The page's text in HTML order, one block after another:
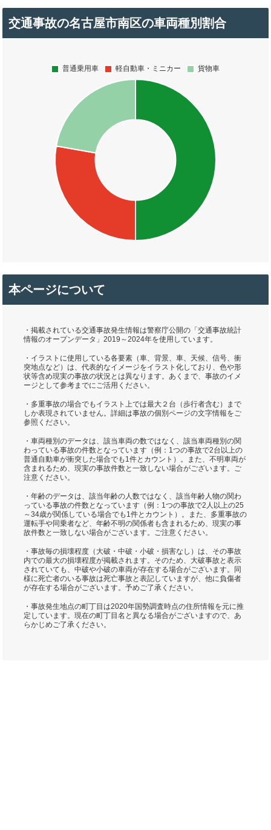
交通事故の名古屋市南区の車両種別割合
本ページについて
・掲載されている交通事故発生情報は警察庁公開の「交通事故統計
情報のオープンデータ」2019～2024年を使用しています。
・イラストに使用している各要素（車、背景、車、天候、信号、衝
突地点など）は、代表的なイメージをイラスト化しており、色や形
状等含め現実の事故の状況とは異なります。あくまで、事故のイメ
ージとして参考までにご活用ください。
・多重事故の場合でもイラスト上では最大２台（歩行者含む）まで
しか表現されていません。詳細は事故の個別ページの文字情報をご
参照ください。
・車両種別のデータは、該当車両の数ではなく、該当車両種別の関
わっている事故の件数となっています（例：1つの事故で2台以上の
普通自動車が衝突した場合でも1件とカウント）。また、不明車両が
含まれるため、現実の事故件数と一致しない場合がございます。ご
注意ください。
・年齢のデータは、該当年齢の人数ではなく、該当年齢人物の関わ
っている事故の件数となっています（例：1つの事故で2人以上の25
～34歳が関係している場合でも1件とカウント）。また、多重事故の
運転手や同乗者など、年齢不明の関係者も含まれるため、現実の事
故件数と一致しない場合がございます。ご注意ください。
・事故毎の損壊程度（大破・中破・小破・損害なし）は、その事故
内での最大の損壊程度が掲載されます。そのため、大破事故と表示
されていても、中破や小破の車両が存在する場合がございます。同
様に死亡者のいる事故は死亡事故と表記していますが、他に負傷者
が存在する場合がございます。予めご了承ください。
・事故発生地点の町丁目は2020年国勢調査時点の住所情報を元に推
定しています。現在の町丁目名と異なる場合がございますので、あ
らかじめご了承ください。